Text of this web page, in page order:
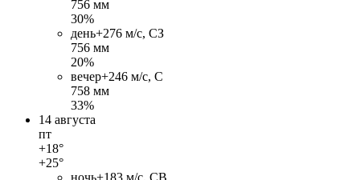
756 мм
30%
день+276 м/c, СЗ
756 мм
20%
вечер+246 м/c, С
758 мм
33%
14 августа
пт
+18°
+25°
ночь+183 м/c, СВ